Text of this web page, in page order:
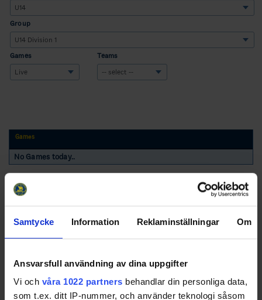
Samtycke Information Reklaminställningar Om
Ansvarsfull användning av dina uppgifter
Vi och våra 1022 partners behandlar din personliga data,
som t.ex. ditt IP-nummer, och använder teknologi såsom
Group
Games Teams
Games
No Games today..
Swehockey – Svenska Ishockeyförbundets officiella app
Swehockey ger dig tillgång till nyheter, livebevakning